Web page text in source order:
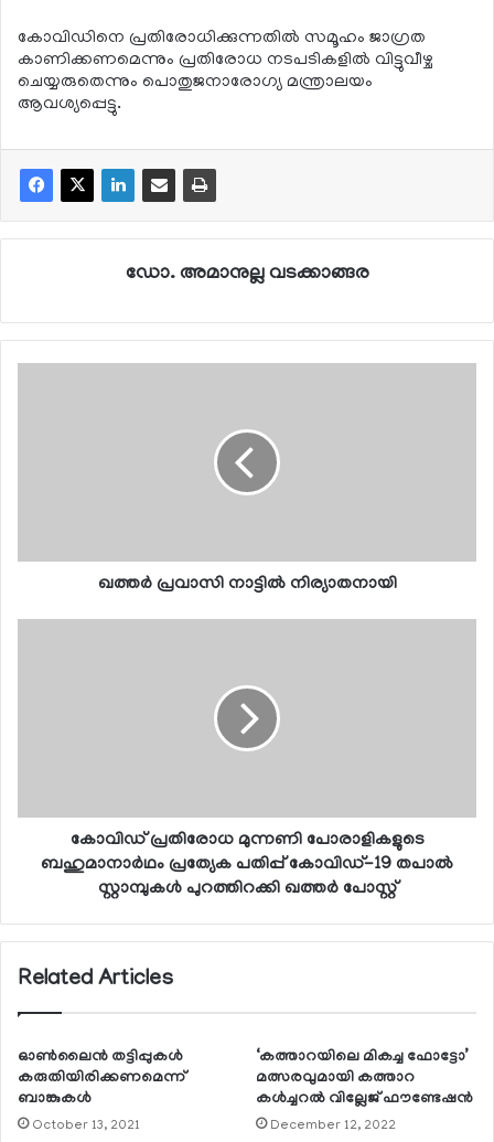
കോവിഡിനെ പ്രതിരോധിക്കുന്നതില്‍ സമൂഹം ജാഗ്രത
കാണിക്കണമെന്നും പ്രതിരോധ നടപടികളില്‍ വിട്ടുവീഴ്ച
ചെയ്യരുതെന്നും പൊതുജനാരോഗ്യ മന്ത്രാലയം
ആവശ്യപ്പെട്ടു.
ഡോ. അമാനുല്ല വടക്കാങ്ങര
ഖത്തര്‍ പ്രവാസി നാട്ടില്‍ നിര്യാതനായി
കോവിഡ് പ്രതിരോധ മുന്നണി പോരാളികളുടെ
ബഹുമാനാര്‍ഥം പ്രത്യേക പതിപ്പ് കോവിഡ്-19 തപാല്‍
സ്റ്റാമ്പുകള്‍ പുറത്തിറക്കി ഖത്തര്‍ പോസ്റ്റ്
Related Articles
ഓണ്‍ലൈന്‍ തട്ടിപ്പുകള്‍
കരുതിയിരിക്കണമെന്ന്
ബാങ്കുകള്‍
October 13, 2021
‘കത്താറയിലെ മികച്ച ഫോട്ടോ’
മത്സരവുമായി കത്താറ
കള്‍ച്ചറല്‍ വില്ലേജ് ഫൗണ്ടേഷന്‍
December 12, 2022